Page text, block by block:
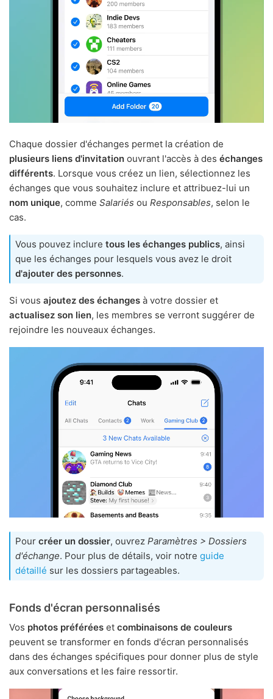
Chaque dossier d'échanges permet la création de
plusieurs liens d'invitation ouvrant l'accès à des échanges
différents. Lorsque vous créez un lien, sélectionnez les
échanges que vous souhaitez inclure et attribuez-lui un
nom unique, comme Salariés ou Responsables, selon le
cas.
Vous pouvez inclure tous les échanges publics, ainsi
que les échanges pour lesquels vous avez le droit
d'ajouter des personnes.
Si vous ajoutez des échanges à votre dossier et
actualisez son lien, les membres se verront suggérer de
rejoindre les nouveaux échanges.
Pour créer un dossier, ouvrez Paramètres > Dossiers
d'échange. Pour plus de détails, voir notre guide
détaillé sur les dossiers partageables.
Fonds d'écran personnalisés
Vos photos préférées et combinaisons de couleurs
peuvent se transformer en fonds d'écran personnalisés
dans des échanges spécifiques pour donner plus de style
aux conversations et les faire ressortir.